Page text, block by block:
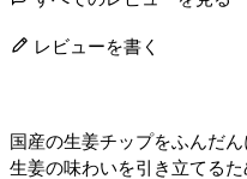
レビューを書く
国産の生姜チップをふんだん
生姜の味わいを引き立てる